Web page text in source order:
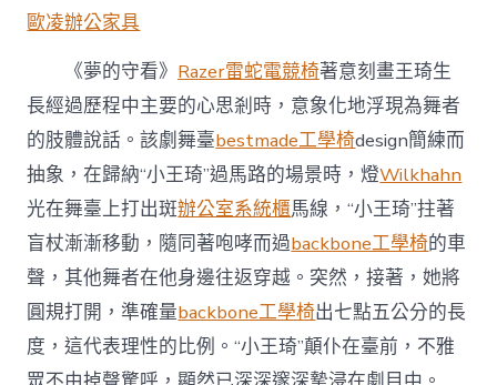
歐凌辦公家具
《夢的守看》 Razer雷蛇電競椅著意刻畫王琦生
長經過歷程中主要的心思剎時，意象化地浮現為舞者
的肢體說話。該劇舞臺bestmade工學椅design簡練而
抽象，在歸納“小王琦”過馬路的場景時，燈Wilkhahn
光在舞臺上打出斑辦公室系統櫃馬線，“小王琦”拄著
盲杖漸漸移動，隨同著咆哮而過backbone工學椅的車
聲，其他舞者在他身邊往返穿越。突然，接著，她將
圓規打開，準確量backbone工學椅出七點五公分的長
度，這代表理性的比例。“小王琦”顛仆在臺前，不雅